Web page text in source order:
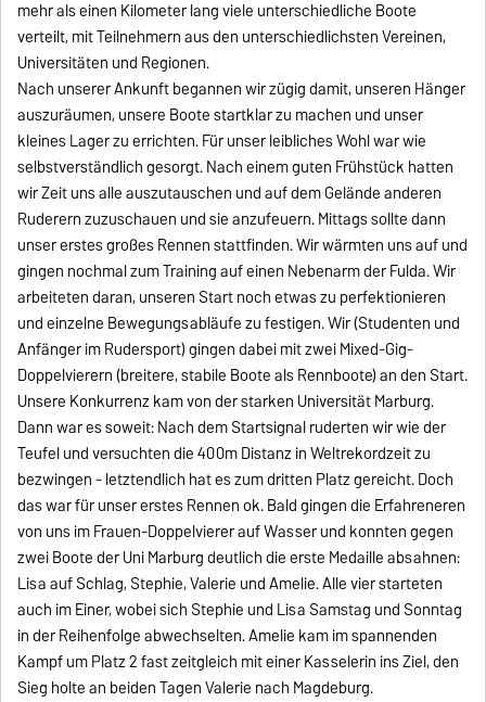
mehr als einen Kilometer lang viele unterschiedliche Boote
verteilt, mit Teilnehmern aus den unterschiedlichsten Vereinen,
Universitäten und Regionen.
Nach unserer Ankunft begannen wir zügig damit, unseren Hänger
auszuräumen, unsere Boote startklar zu machen und unser
kleines Lager zu errichten. Für unser leibliches Wohl war wie
selbstverständlich gesorgt. Nach einem guten Frühstück hatten
wir Zeit uns alle auszutauschen und auf dem Gelände anderen
Ruderern zuzuschauen und sie anzufeuern. Mittags sollte dann
unser erstes großes Rennen stattfinden. Wir wärmten uns auf und
gingen nochmal zum Training auf einen Nebenarm der Fulda. Wir
arbeiteten daran, unseren Start noch etwas zu perfektionieren
und einzelne Bewegungsabläufe zu festigen. Wir (Studenten und
Anfänger im Rudersport) gingen dabei mit zwei Mixed-Gig-
Doppelvierern (breitere, stabile Boote als Rennboote) an den Start.
Unsere Konkurrenz kam von der starken Universität Marburg.
Dann war es soweit: Nach dem Startsignal ruderten wir wie der
Teufel und versuchten die 400m Distanz in Weltrekordzeit zu
bezwingen - letztendlich hat es zum dritten Platz gereicht. Doch
das war für unser erstes Rennen ok. Bald gingen die Erfahreneren
von uns im Frauen-Doppelvierer auf Wasser und konnten gegen
zwei Boote der Uni Marburg deutlich die erste Medaille absahnen:
Lisa auf Schlag, Stephie, Valerie und Amelie. Alle vier starteten
auch im Einer, wobei sich Stephie und Lisa Samstag und Sonntag
in der Reihenfolge abwechselten. Amelie kam im spannenden
Kampf um Platz 2 fast zeitgleich mit einer Kasselerin ins Ziel, den
Sieg holte an beiden Tagen Valerie nach Magdeburg.